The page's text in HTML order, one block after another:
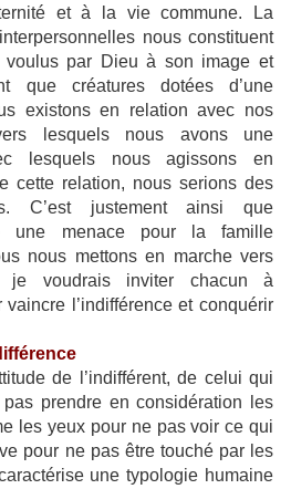
et à la vie commune. La
nous constituent
voulus par Dieu à son image et
que créatures dotées d’une
existons en relation avec nos
lesquels nous avons une
lesquels nous agissons en
cette relation, nous serions des
C’est justement ainsi que
une menace pour la famille
nous mettons en marche vers
je voudrais inviter chacun à
l’indifférence et conquérir
de l’indifférent, de celui qui
prendre en considération les
les yeux pour ne pas voir ce qui
pour ne pas être touché par les
une typologie humaine